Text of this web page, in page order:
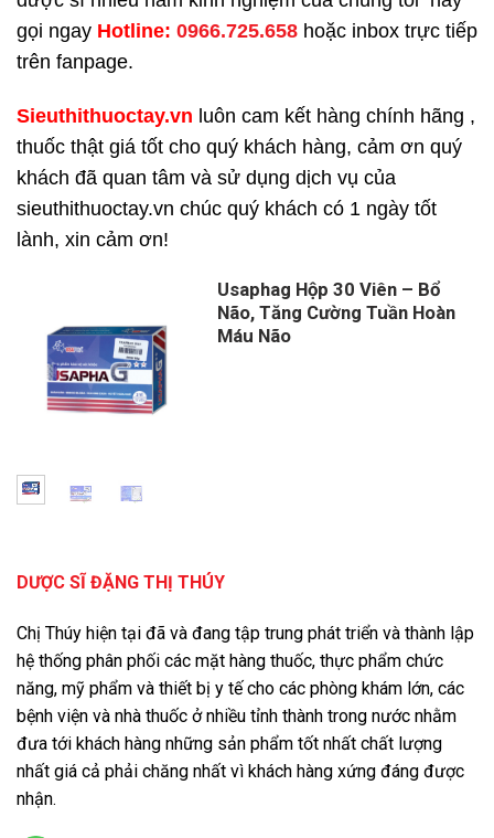
gọi ngay Hotline: 0966.725.658 hoặc inbox trực tiếp
trên fanpage.
Sieuthithuoctay.vn luôn cam kết hàng chính hãng ,
thuốc thật giá tốt cho quý khách hàng, cảm ơn quý
khách đã quan tâm và sử dụng dịch vụ của
sieuthithuoctay.vn chúc quý khách có 1 ngày tốt
lành, xin cảm ơn!
Usaphag Hộp 30 Viên – Bổ
Não, Tăng Cường Tuần Hoàn
Máu Não
DƯỢC SĨ ĐẶNG THỊ THÚY
Chị Thúy hiện tại đã và đang tập trung phát triển và thành lập
hệ thống phân phối các mặt hàng thuốc, thực phẩm chức
năng, mỹ phẩm và thiết bị y tế cho các phòng khám lớn, các
bệnh viện và nhà thuốc ở nhiều tỉnh thành trong nước nhằm
đưa tới khách hàng những sản phẩm tốt nhất chất lượng
nhất giá cả phải chăng nhất vì khách hàng xứng đáng được
nhận.